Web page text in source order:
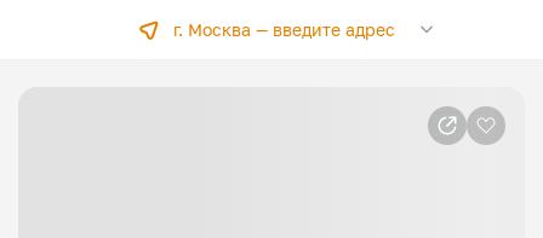
г. Москва —введите адрес